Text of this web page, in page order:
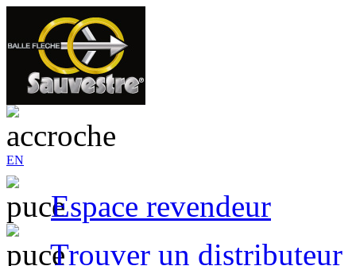
EN
Espace revendeur
Trouver un distributeur